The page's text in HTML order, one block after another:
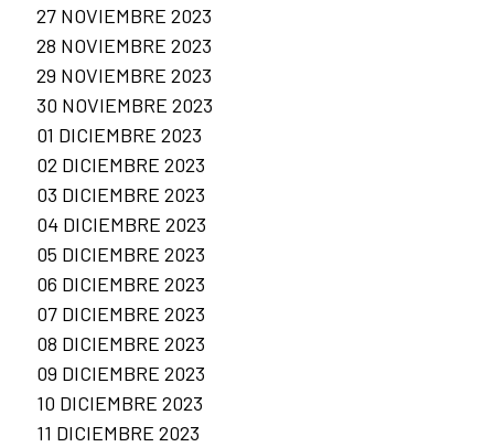
27 NOVIEMBRE 2023
28 NOVIEMBRE 2023
29 NOVIEMBRE 2023
30 NOVIEMBRE 2023
01 DICIEMBRE 2023
02 DICIEMBRE 2023
03 DICIEMBRE 2023
04 DICIEMBRE 2023
05 DICIEMBRE 2023
06 DICIEMBRE 2023
07 DICIEMBRE 2023
08 DICIEMBRE 2023
09 DICIEMBRE 2023
10 DICIEMBRE 2023
11 DICIEMBRE 2023